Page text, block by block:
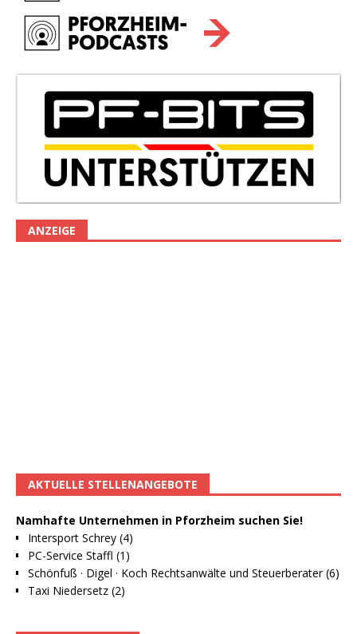
ANZEIGE
AKTUELLE STELLENANGEBOTE
Namhafte Unternehmen in Pforzheim suchen Sie!
Intersport Schrey (4)
PC-Service Staffl (1)
Schönfuß · Digel · Koch Rechtsanwälte und Steuerberater (6)
Taxi Niedersetz (2)